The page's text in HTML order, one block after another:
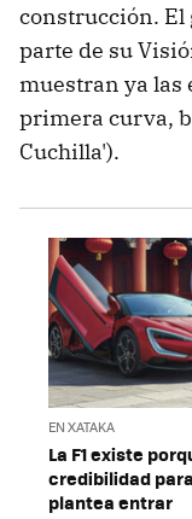
construcción. El
parte de su
muestran ya las
primera curva,
Cuchilla').
EN XATAKA
La F1 existe
credibilidad
plantea entrar